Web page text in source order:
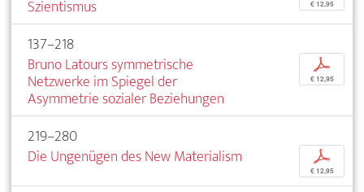
Szientismus € 12,95
137–218
Bruno Latours symmetrische
Netzwerke im Spiegel der
Asymmetrie sozialer Beziehungen
p
€ 12,95
219–280
Die Ungenügen des New Materialism
p
€ 12,95